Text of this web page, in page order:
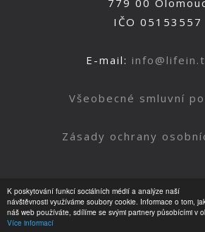
K poskytování funkcí sociálních médií a analýze naší
návštěvnosti využíváme soubory cookie. Informace o tom,
náš web používáte, sdílíme se svými partnery působícími v
Více informací
779 00
IČO 05153557
E-mail:
Všeobecné smluvní
Zásady ochrany
Nahoru